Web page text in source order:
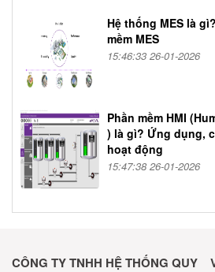
Hệ thống MES là
mềm MES
15:46:33 26-01-2026
Phần mềm HMI
) là gì? Ứng dụng,
hoạt động
15:47:38 26-01-2026
CÔNG TY TNHH HỆ THỐNG QUY